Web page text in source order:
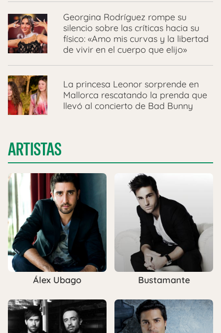
Georgina Rodríguez rompe su
silencio sobre las críticas hacia su
físico: «Amo mis curvas y la libertad
de vivir en el cuerpo que elijo»
La princesa Leonor sorprende en
Mallorca rescatando la prenda que
llevó al concierto de Bad Bunny
ARTISTAS
Álex Ubago Bustamante